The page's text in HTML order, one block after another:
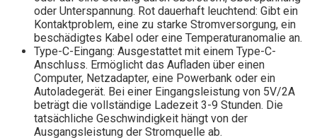
oder Unterspannung. Rot dauerhaft leuchtend: Gibt ein
Kontaktproblem, eine zu starke Stromversorgung, ein
beschädigtes Kabel oder eine Temperaturanomalie an.
Type-C-Eingang: Ausgestattet mit einem Type-C-
Anschluss. Ermöglicht das Aufladen über einen
Computer, Netzadapter, eine Powerbank oder ein
Autoladegerät. Bei einer Eingangsleistung von 5V/2A
beträgt die vollständige Ladezeit 3-9 Stunden. Die
tatsächliche Geschwindigkeit hängt von der
Ausgangsleistung der Stromquelle ab.